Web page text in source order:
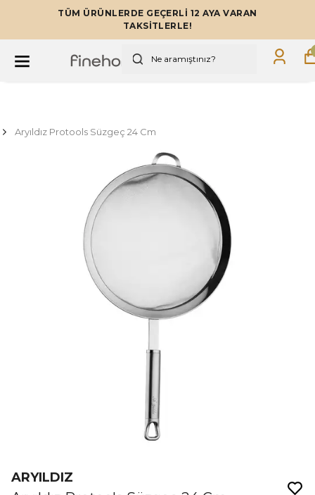
TÜM ÜRÜNLERDE GEÇERLİ 12 AYA VARAN
TAKSİTLERLE!
Aryıldız Protools Süzgeç 24 Cm
ARYILDIZ